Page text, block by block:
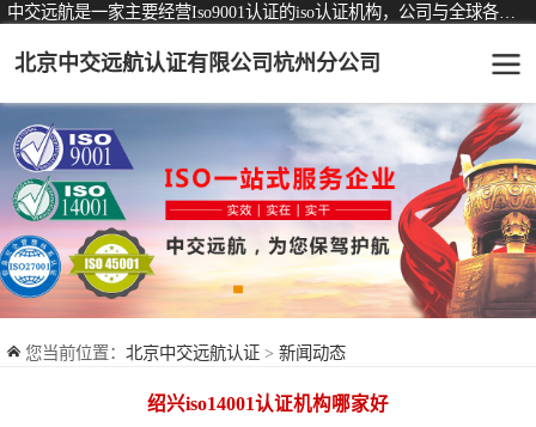
北京中交远航认证有限公司杭州分公司
您当前位置： 北京中交远航认证 > 新闻动态
绍兴iso14001认证机构哪家好
认证服务 可从事认证业务一览表
ISO9001质量管理体系认证
ISO14001环境管理体系认证
ISO45001职业健康安全管理体系认证
交通运输服务认证
ISO27001信息安全管理体系认证